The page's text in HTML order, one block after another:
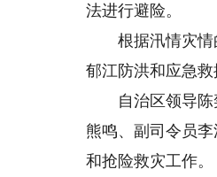
法进行避险。
根据汛情灾情的
郁江防洪和应急救
自治区领导陈奕
熊鸣、副司令员
和抢险救灾工作。